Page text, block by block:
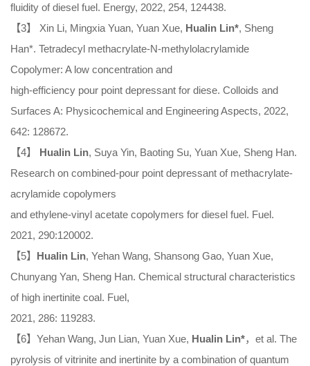
fluidity of diesel fuel. Energy, 2022, 254, 124438.
【3】 Xin Li, Mingxia Yuan, Yuan Xue, Hualin Lin*, Sheng
Han*. Tetradecyl methacrylate-N-methylolacrylamide
Copolymer: A low concentration and
high-efficiency pour point depressant for diese. Colloids and
Surfaces A: Physicochemical and Engineering Aspects, 2022,
642: 128672.
【4】 Hualin Lin, Suya Yin, Baoting Su, Yuan Xue, Sheng Han.
Research on combined-pour point depressant of methacrylate-
acrylamide copolymers
and ethylene-vinyl acetate copolymers for diesel fuel. Fuel.
2021, 290:120002.
【5】 Hualin Lin, Yehan Wang, Shansong Gao, Yuan Xue,
Chunyang Yan, Sheng Han. Chemical structural characteristics
of high inertinite coal. Fuel,
2021, 286: 119283.
【6】Yehan Wang, Jun Lian, Yuan Xue, Hualin Lin*，et al. The
pyrolysis of vitrinite and inertinite by a combination of quantum